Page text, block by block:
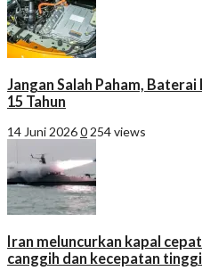
Jangan Salah Paham,
15 Tahun
14 Juni 20260 254 views
Iran meluncurkan kapal
canggih dan kecepatan tinggi